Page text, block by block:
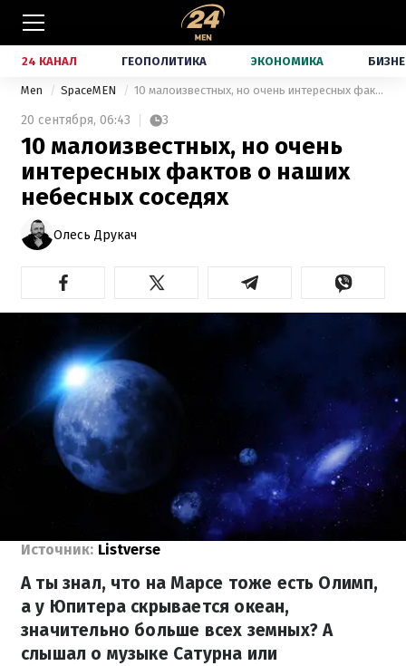
24 КАНАЛ ГЕОПОЛИТИКА ЭКОНОМИКА
Men SpaceMEN 10 малоизвестных, но очень интересных фактов о наших небесных соседях
20 сентября, 06:43 3
10 малоизвестных, но очень
интересных фактов о наших
небесных соседях
Олесь Друкач
Источник: Listverse
А ты знал, что на Марсе тоже есть Олимп,
а у Юпитера скрывается океан,
значительно больше всех земных? А
слышал о музыке Сатурна или